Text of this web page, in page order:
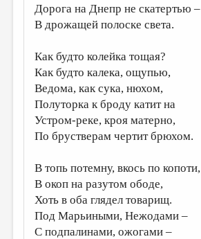
МАЛАЯ ПРОЗА
ЭССЕИСТИКА
ЛИТЕРАТУРОВЕДЕНИЕ
КУЛЬТУРОВЕДЕНИЕ
ПУБЛИЦИСТИКА
РЕЦЕНЗИРОВАНИЕ
ТРЕДИАКОВСКИЙ
МЕДИА
ВКОНТАКТЕ
Дорога на Днепр не скатертью –
В дрожащей полоске света.
Как будто колейка тощая?
Как будто калека, ощупью,
Ведома, как сука, нюхом,
Полуторка к броду катит на
Устром-реке, кроя матерно,
По брустверам чертит брюхом.
В топь потемну, вкось по копоти,
В окоп на разутом ободе,
Хоть в оба глядел товарищ.
Под Марьиными, Нежодами –
С подпалинами, ожогами –